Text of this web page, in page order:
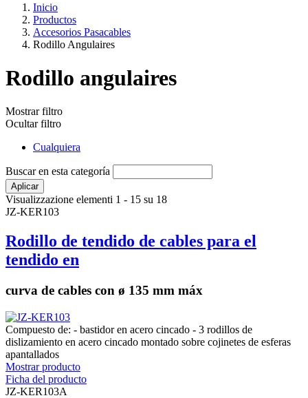
Inicio
Productos
Accesorios Pasacables
Rodillo Angulaires
Rodillo angulaires
Mostrar filtro
Ocultar filtro
Cualquiera
Buscar en esta categoría
Visualizzazione elementi 1 - 15 su 18
JZ-KER103
Rodillo de tendido de cables para el
tendido en
curva de cables con ø 135 mm máx
Compuesto de: - bastidor en acero cincado - 3 rodillos de
dislizamiento en acero cincado montado sobre cojinetes de esferas
apantallados
Mostrar producto
Ficha del producto
JZ-KER103A